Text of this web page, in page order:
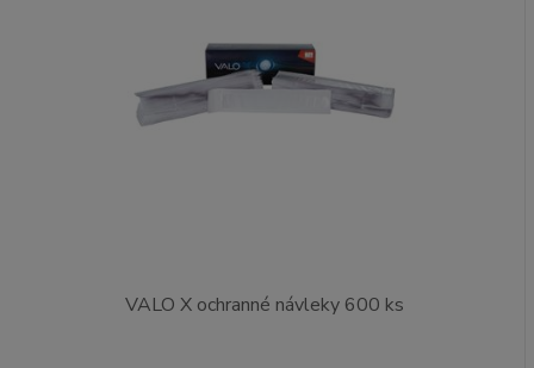
VALO X ochranné návleky 600 ks